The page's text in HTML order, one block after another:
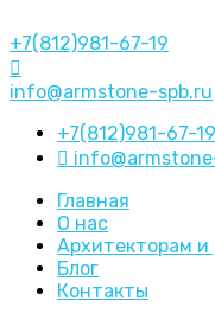
+7(812)981-67-19
info@armstone-spb.ru
+7(812)981-67-19
Главная
О нас
Архитекторам
Блог
Контакты